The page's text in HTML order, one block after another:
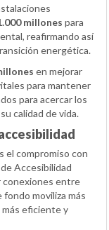
millones para
reafirmando así
energética.
en mejorar
para mantener
para acercar los
calidad de vida.
el compromiso con
Accesibilidad
conexiones entre
moviliza más
eficiente y